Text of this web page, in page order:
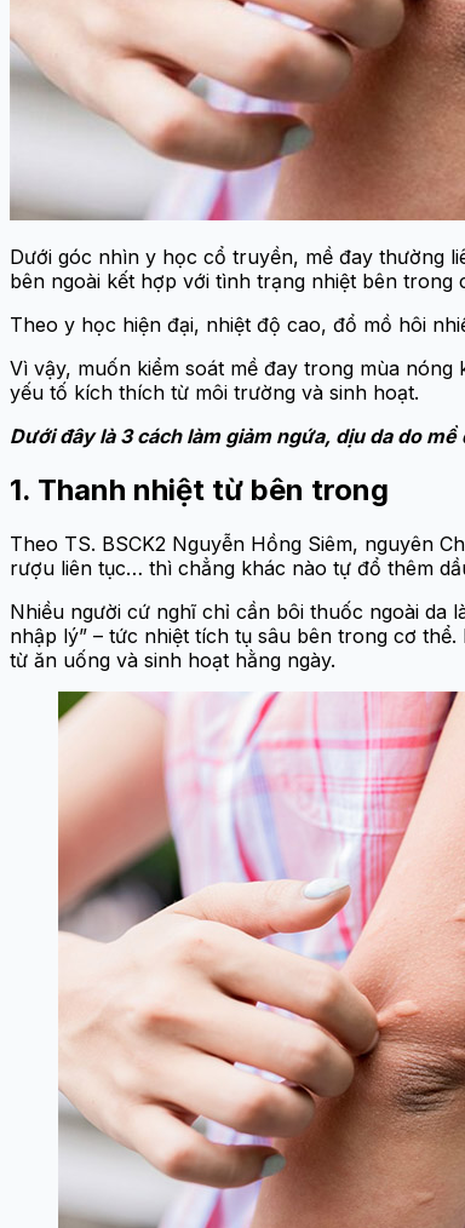
Dưới góc nhìn y học cổ truyền, mề đay thường
bên ngoài kết hợp với tình trạng nhiệt bên
Theo y học hiện đại, nhiệt độ cao, đổ mồ hôi
Vì vậy, muốn kiểm soát mề đay trong mùa
yếu tố kích thích từ môi trường và sinh hoạt.
Dưới đây là 3 cách làm giảm ngứa, dịu da do
1. Thanh nhiệt từ bên trong
Theo TS. BSCK2 Nguyễn Hồng Siêm, nguyên
rượu liên tục… thì chẳng khác nào tự đổ thêm
Nhiều người cứ nghĩ chỉ cần bôi thuốc ngoài da
nhập lý” – tức nhiệt tích tụ sâu bên trong cơ
từ ăn uống và sinh hoạt hằng ngày.